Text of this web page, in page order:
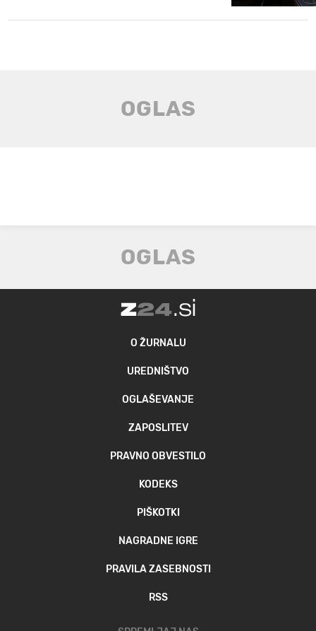
O ŽURNALU
UREDNIŠTVO
OGLAŠEVANJE
ZAPOSLITEV
PRAVNO OBVESTILO
KODEKS
PIŠKOTKI
NAGRADNE IGRE
PRAVILA ZASEBNOSTI
RSS